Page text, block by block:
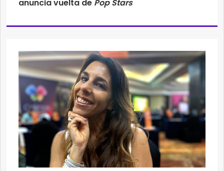
anuncia vuelta de Pop Stars